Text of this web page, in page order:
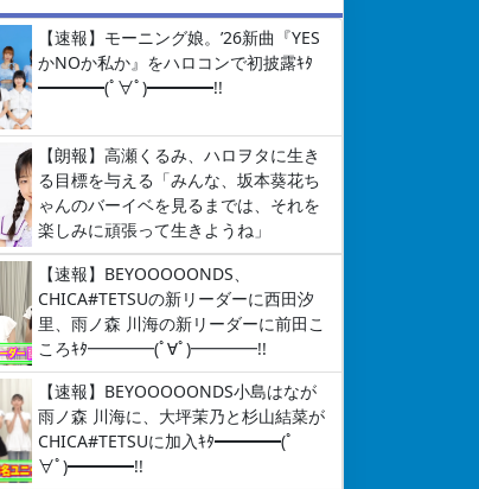
【速報】モーニング娘。’26新曲『YES
かNOか私か』をハロコンで初披露ｷﾀ
━━━━(ﾟ∀ﾟ)━━━━!!
【朗報】高瀬くるみ、ハロヲタに生き
る目標を与える「みんな、坂本葵花ち
ゃんのバーイベを見るまでは、それを
楽しみに頑張って生きようね」
【速報】BEYOOOOONDS、
CHICA#TETSUの新リーダーに西田汐
里、雨ノ森 川海の新リーダーに前田こ
ころｷﾀ━━━━(ﾟ∀ﾟ)━━━━!!
【速報】BEYOOOOONDS小島はなが
雨ノ森 川海に、大坪茉乃と杉山結菜が
CHICA#TETSUに加入ｷﾀ━━━━(ﾟ
∀ﾟ)━━━━!!